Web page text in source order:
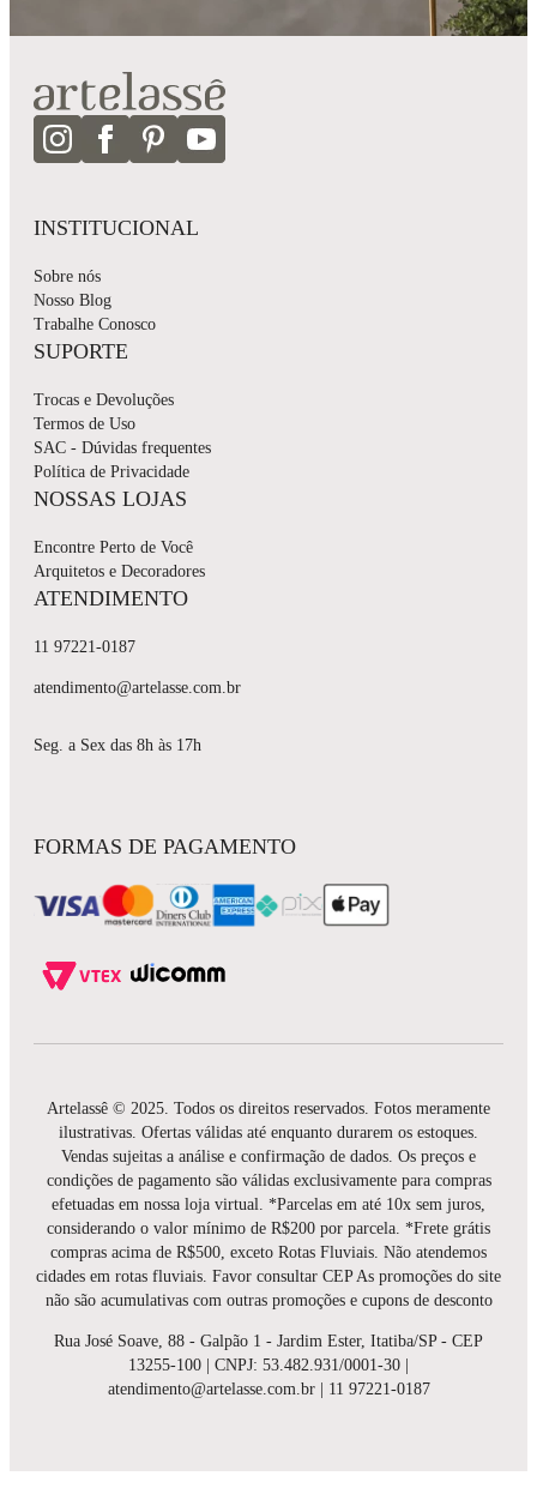
INSTITUCIONAL
Sobre nós
Nosso Blog
Trabalhe Conosco
SUPORTE
Trocas e Devoluções
Termos de Uso
SAC - Dúvidas frequentes
Política de Privacidade
NOSSAS LOJAS
Encontre Perto de Você
Arquitetos e Decoradores
ATENDIMENTO
11 97221-0187
atendimento@artelasse.com.br
Seg. a Sex das 8h às 17h
FORMAS DE PAGAMENTO
Artelassê © 2025. Todos os direitos reservados. Fotos meramente
ilustrativas. Ofertas válidas até enquanto durarem os estoques.
Vendas sujeitas a análise e confirmação de dados. Os preços e
condições de pagamento são válidas exclusivamente para compras
efetuadas em nossa loja virtual. *Parcelas em até 10x sem juros,
considerando o valor mínimo de R$200 por parcela. *Frete grátis
compras acima de R$500, exceto Rotas Fluviais. Não atendemos
cidades em rotas fluviais. Favor consultar CEP As promoções do site
não são acumulativas com outras promoções e cupons de desconto
Rua José Soave, 88 - Galpão 1 - Jardim Ester, Itatiba/SP - CEP
13255-100 | CNPJ: 53.482.931/0001-30 |
atendimento@artelasse.com.br | 11 97221-0187